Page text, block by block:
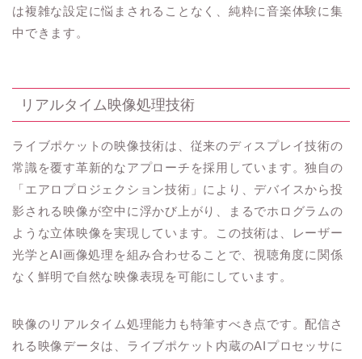
は複雑な設定に悩まされることなく、純粋に音楽体験に集
中できます。
リアルタイム映像処理技術
ライブポケットの映像技術は、従来のディスプレイ技術の
常識を覆す革新的なアプローチを採用しています。独自の
「エアロプロジェクション技術」により、デバイスから投
影される映像が空中に浮かび上がり、まるでホログラムの
ような立体映像を実現しています。この技術は、レーザー
光学とAI画像処理を組み合わせることで、視聴角度に関係
なく鮮明で自然な映像表現を可能にしています。
映像のリアルタイム処理能力も特筆すべき点です。配信さ
れる映像データは、ライブポケット内蔵のAIプロセッサに